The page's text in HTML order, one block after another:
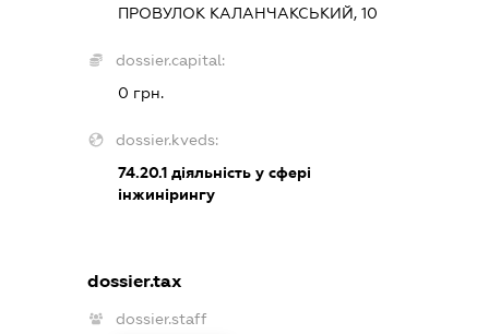
ПРОВУЛОК КАЛАНЧАКСЬКИЙ, 10
dossier.capital:
0 грн.
dossier.kveds:
74.20.1 діяльність у сфері
інжинірингу
dossier.tax
dossier.staff